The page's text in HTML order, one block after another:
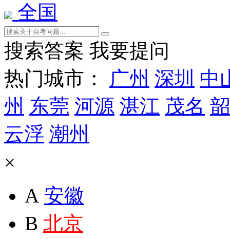
全国
搜索答案 我要提问
热门城市：
广州 深圳 中
州 东莞 河源 湛江 茂名
云浮 潮州
×
A 安徽
B 北京